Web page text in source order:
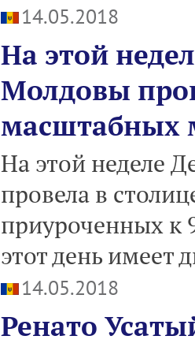
14.05.2018
На этой
Молдовы
масштабных
На этой неделе
провела в
приуроченных к
этот день имеет
14.05.2018
Ренато